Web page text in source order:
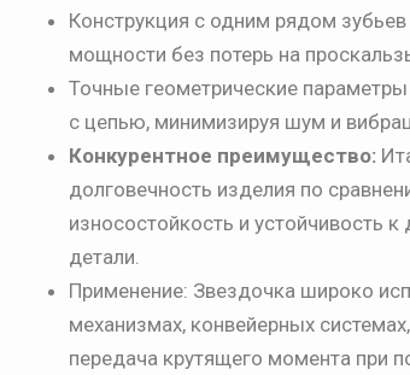
Конструкция с одним рядом
мощности без потерь на
Точные геометрические
с цепью, минимизируя шум и
Конкурентное преимущество:
долговечность изделия по
износостойкость и устойчивость
детали.
Применение: Звездочка широко
механизмах, конвейерных
передача крутящего момента при